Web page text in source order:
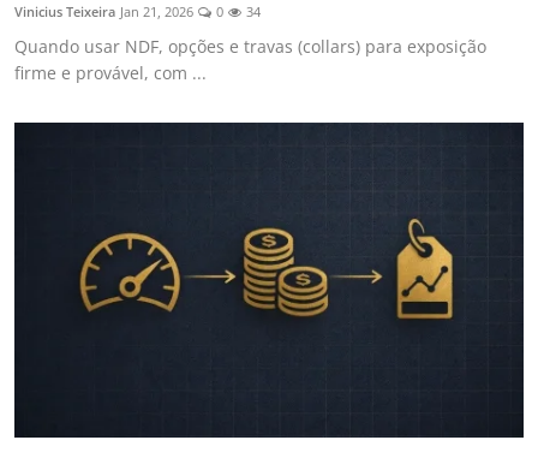
Vinicius Teixeira Jan 21, 2026 0 34
Quando usar NDF, opções e travas (collars) para exposição
firme e provável, com ...